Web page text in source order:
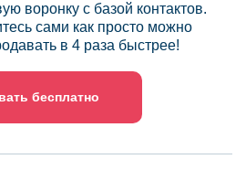
воронку с базой контактов.
сами как просто можно
в 4 раза быстрее!
бесплатно